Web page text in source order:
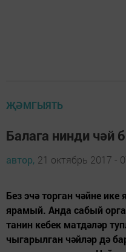
ҖӘМГЫЯТЬ
Балага нинди чәй
автор, 21 октябрь 2017 -
Без эчә торган чәйне
ярамый. Анда сабый
танин кебек матдәләр
чыгарылган чәйләр дә